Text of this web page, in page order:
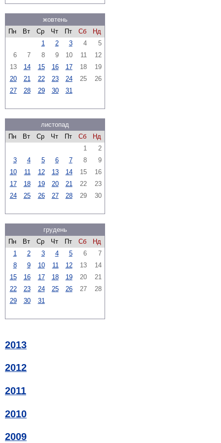
жовтень
Пн
Вт Ср Чт Пт Сб
Нд
1
2 3 4
5
6
7 8 9 10 11
12
13
14 15 16 17 18
19
20
21 22 23 24 25
26
27
28 29 30 31
листопад
Пн
Вт Ср Чт Пт Сб
Нд
1
2
3
4 5 6 7 8
9
10
11 12 13 14 15
16
17
18 19 20 21 22
23
24
25 26 27 28 29 30
грудень
Пн
Вт Ср Чт Пт Сб
Нд
1
2 3 4 5 6
7
8
9 10 11 12 13
14
15
16 17 18 19 20
21
22
23 24 25 26 27
28
29
30 31
2013
2012
2011
2010
2009